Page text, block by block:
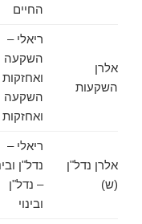
החיים
אלרן
השקעות
ריאלי –
השקעה
ואחזקות –
השקעה
ואחזקות
אלרן נדל"ן
(ש)
ריאלי –
נדל"ן ובינוי
– נדל"ן
ובינוי